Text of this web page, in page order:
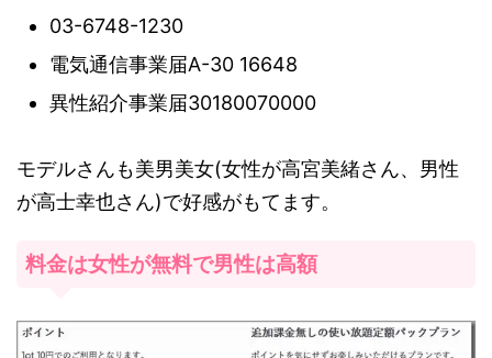
03-6748-1230
電気通信事業届A-30 16648
異性紹介事業届30180070000
モデルさんも美男美女(女性が高宮美緒さん、男性
が高士幸也さん)で好感がもてます。
料金は女性が無料で男性は高額